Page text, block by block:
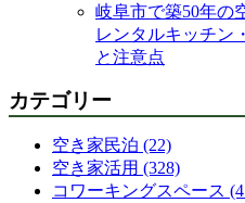
岐阜市で築50年の
レンタルキッチン
と注意点
カテゴリー
空き家民泊 (22)
空き家活用 (328)
コワーキングスペース